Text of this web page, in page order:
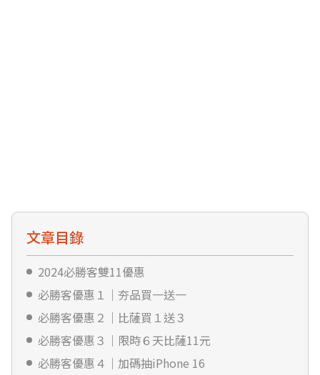
文章目錄
2024必勝客雙11優惠
必勝客優惠１｜夯品買一送一
必勝客優惠２｜比薩買１送３
必勝客優惠３｜限時６天比薩11元
必勝客優惠４｜加碼抽iPhone 16